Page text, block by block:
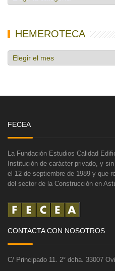
de
HEMEROTECA
Hemeroteca
FECEA
La Fundación Estudios Calidad
Institución de carácter privado, y
el 12 de septiembre de 1989 y que
del sector de la Construcción en
CONTACTA CON NOSOTROS
C/ Principado 11. 2° dcha. 33007